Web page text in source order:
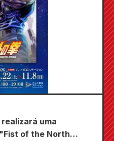
uma
of the North